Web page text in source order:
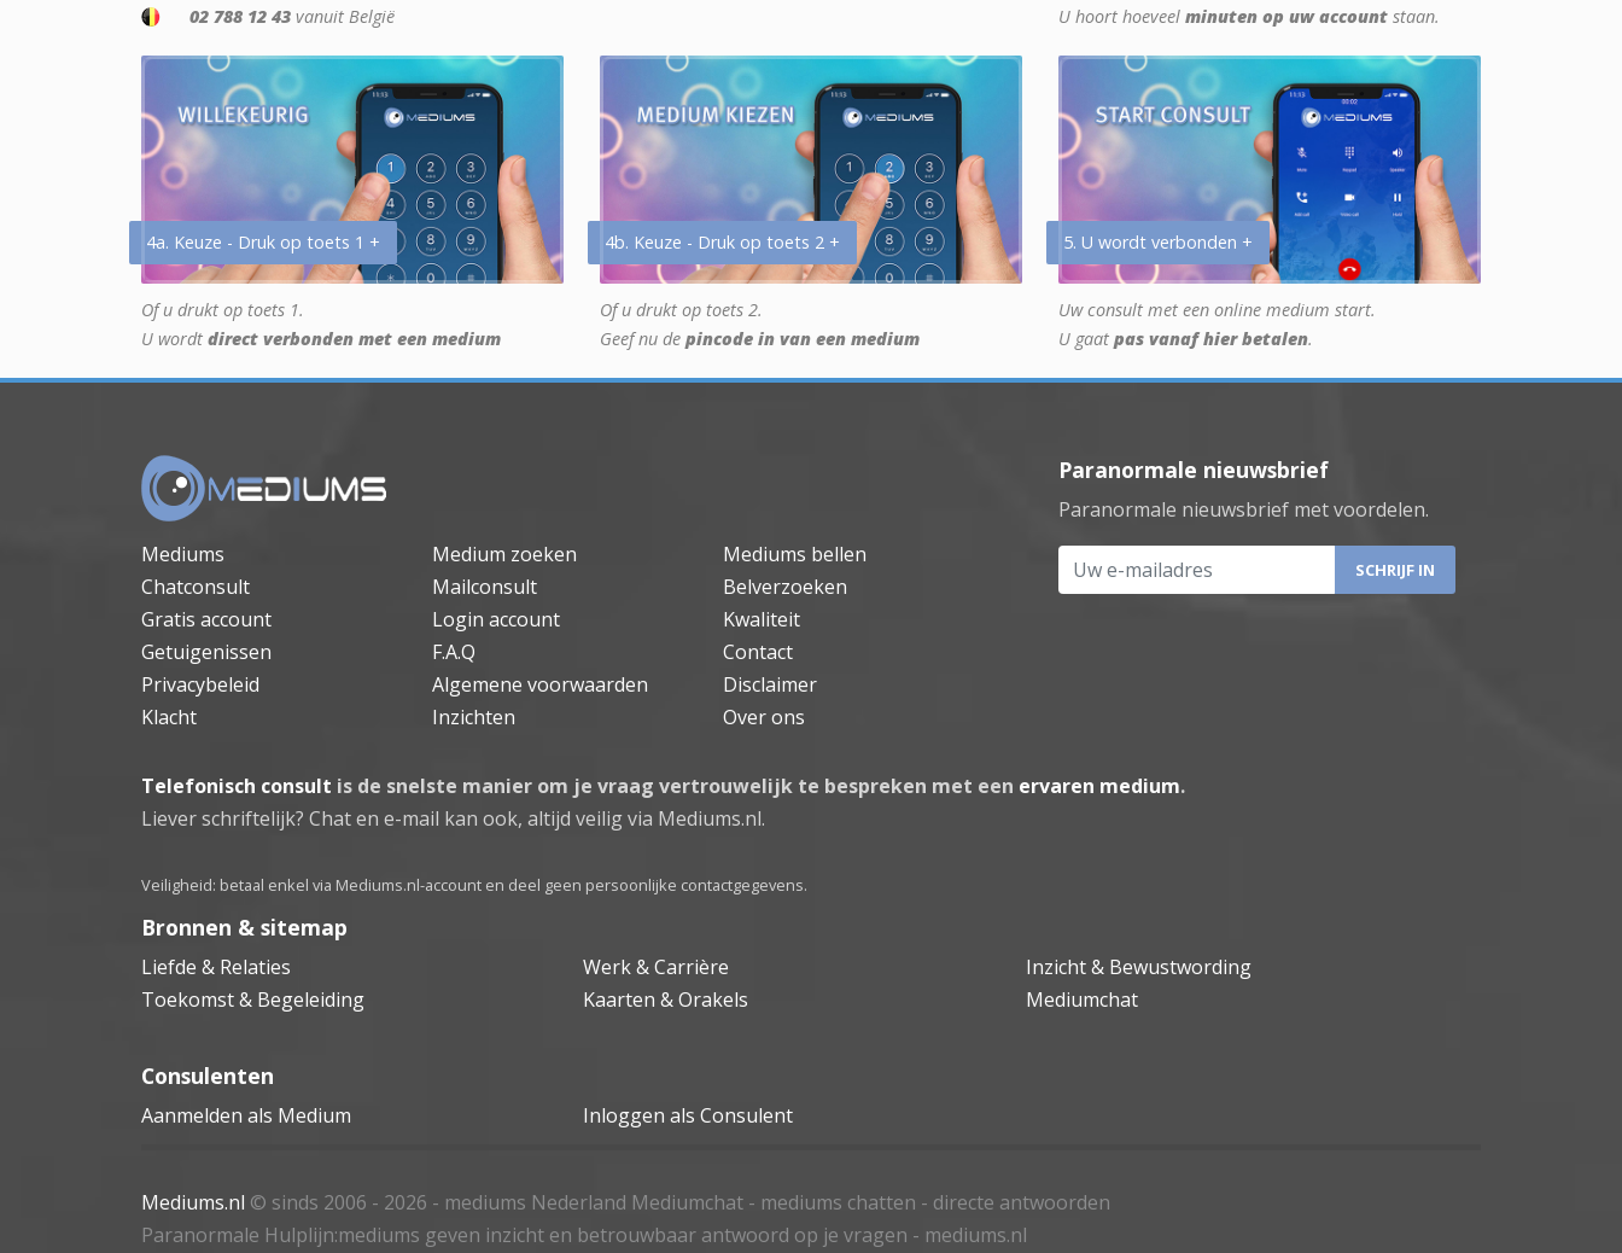
02 788 12 43 vanuit België
U hoort hoeveel minuten op uw account staan.
4a. Keuze - Druk op toets 1 +
Of u drukt op toets 1.
U wordt direct verbonden met een medium
4b. Keuze - Druk op toets 2 +
Of u drukt op toets 2.
Geef nu de pincode in van een medium
5. U wordt verbonden +
Uw consult met een online medium start.
U gaat pas vanaf hier betalen.
Mediums Medium zoeken
Mediums bellen
Chatconsult
Mailconsult
Belverzoeken
Gratis account
Login account
Kwaliteit
Getuigenissen
F.A.Q
Contact
Privacybeleid
Algemene voorwaarden
Disclaimer
Klacht
Inzichten Over ons
Paranormale nieuwsbrief
Paranormale nieuwsbrief met voordelen.
Uw e-mailadres
Telefonisch consult is de snelste manier om je vraag vertrouwelijk te bespreken met een ervaren medium.
Liever schriftelijk? Chat en e-mail kan ook, altijd veilig via Mediums.nl.
Veiligheid: betaal enkel via Mediums.nl-account en deel geen persoonlijke contactgegevens.
Bronnen & sitemap
Liefde & Relaties Werk & Carrière
Inzicht & Bewustwording
Toekomst & Begeleiding
Kaarten & Orakels Mediumchat
Consulenten
Aanmelden als Medium Inloggen als Consulent
Mediums.nl © sinds 2006 - 2026 - mediums Nederland Mediumchat - mediums chatten - directe antwoorden
Paranormale Hulplijn:mediums geven inzicht en betrouwbaar antwoord op je vragen - mediums.nl